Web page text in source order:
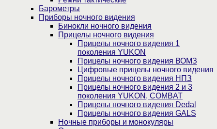
Барометры
Приборы ночного видения
Бинокли ночного видения
Прицелы ночного видения
Прицелы ночного видения 1
поколения YUKON
Прицелы ночного видения ВОМЗ
Цифровые прицелы ночного видения
Прицелы ночного видения НПЗ
Прицелы ночного видения 2 и 3
поколения YUKON, COMBAT
Прицелы ночного видения Dedal
Прицелы ночного видения GALS
Ночные приборы и монокуляры